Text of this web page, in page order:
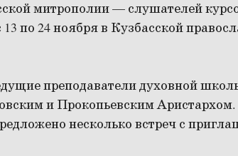
митрополии — слушателей
по 24 ноября в Кузбасской
преподаватели духовной
и Прокопьевским
несколько встреч с